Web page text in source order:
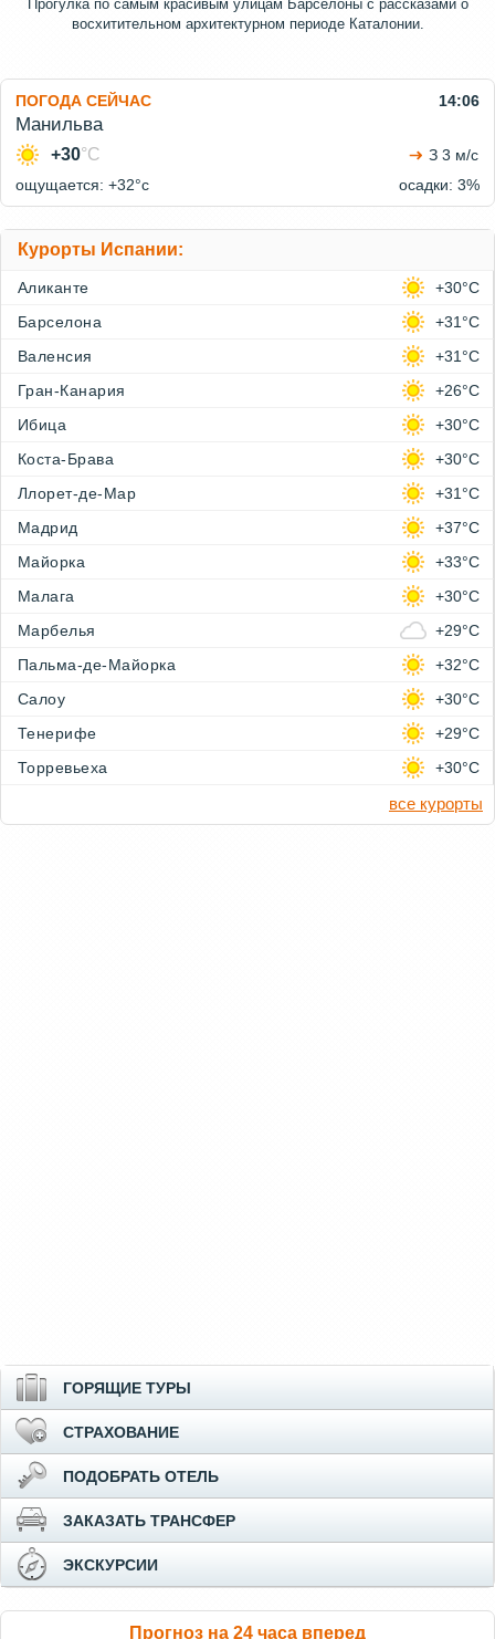
Прогулка по самым красивым улицам Барселоны с рассказами о
восхитительном архитектурном периоде Каталонии.
ПОГОДА СЕЙЧАС 14:06
Манильва
+30°C
З 3 м/с
ощущается: +32°c
осадки: 3%
Курорты Испании:
Аликанте
+30°C
Барселона
+31°C
Валенсия
+31°C
Гран-Канария
+26°C
Ибица
+30°C
Коста-Брава
+30°C
Ллорет-де-Мар
+31°C
Мадрид
+37°C
Майорка
+33°C
Малага
+30°C
Марбелья
+29°C
Пальма-де-Майорка
+32°C
Салоу
+30°C
Тенерифе
+29°C
Торревьеха
+30°C
все курорты
ГОРЯЩИЕ ТУРЫ
СТРАХОВАНИЕ
ПОДОБРАТЬ ОТЕЛЬ
ЗАКАЗАТЬ ТРАНСФЕР
ЭКСКУРСИИ
Прогноз на 24 часа вперед